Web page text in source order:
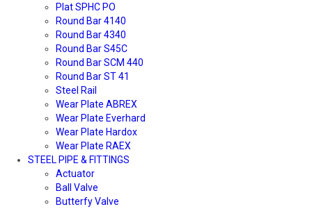
Plat SPHC PO
Round Bar 4140
Round Bar 4340
Round Bar S45C
Round Bar SCM 440
Round Bar ST 41
Steel Rail
Wear Plate ABREX
Wear Plate Everhard
Wear Plate Hardox
Wear Plate RAEX
STEEL PIPE & FITTINGS
Actuator
Ball Valve
Butterfy Valve